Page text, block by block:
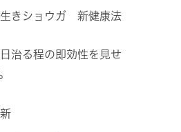
きショウガ 新健康法
治る程の即効性を見せ